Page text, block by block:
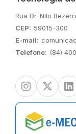
Endereço:
Rua Dr. Nilo
CEP: 59015-300
E-mail:
Telefone: (84)
InstagramTwitter/X